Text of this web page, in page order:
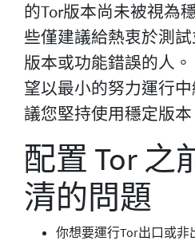
的Tor版本尚未被視為
些僅建議給熱衷於測
版本或功能錯誤的人
望以最小的努力運行
議您堅持使用穩定版本
配置 Tor 之
清的問題
你想要運行Tor出口或非